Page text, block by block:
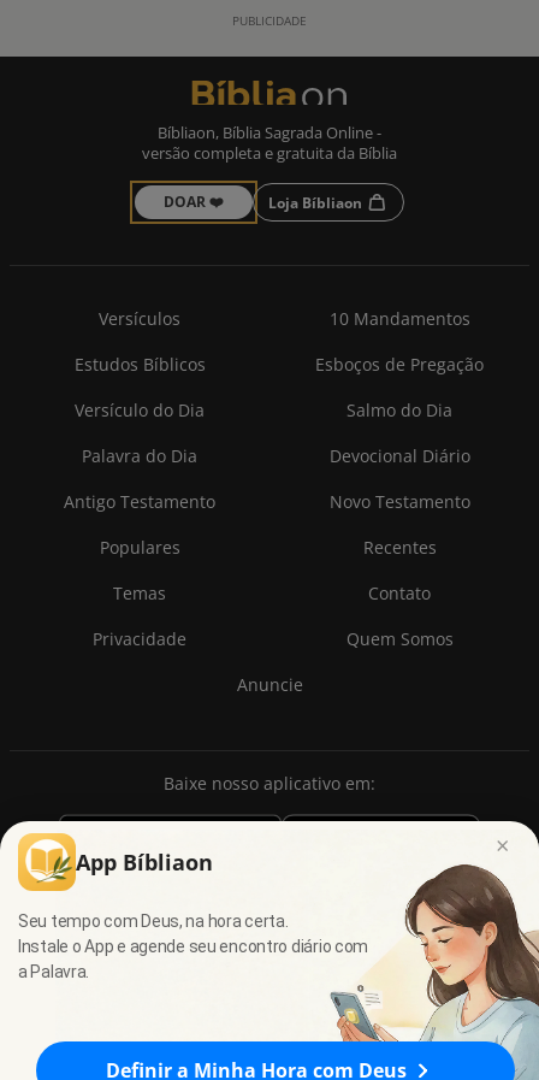
Bíbliaon, Bíblia Sagrada Online -
versão completa e gratuita da Bíblia
DOAR ❤️ Loja Bíbliaon
Versículos
10 Mandamentos
Estudos Bíblicos
Esboços de Pregação
Versículo do Dia
Salmo do Dia
Palavra do Dia
Devocional Diário
Antigo Testamento
Novo Testamento
Populares
Recentes
Temas
Contato
Privacidade
Quem Somos
Anuncie
Baixe nosso aplicativo em:
×
App Bíbliaon
Seu tempo com Deus, na hora certa.
Instale o App e agende seu encontro diário com
a Palavra.
Definir a Minha Hora com Deus